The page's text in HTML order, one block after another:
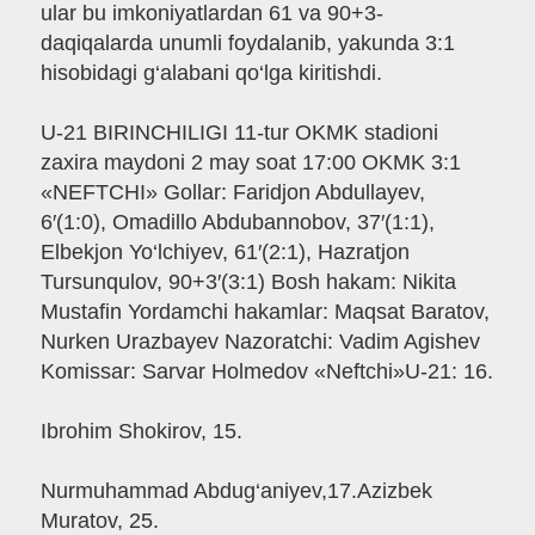
ular bu imkoniyatlardan 61 va 90+3-
daqiqalarda unumli foydalanib, yakunda 3:1
hisobidagi g‘alabani qo‘lga kiritishdi.
U-21 BIRINCHILIGI 11-tur OKMK stadioni
zaxira maydoni 2 may soat 17:00 OKMK 3:1
«NEFTCHI» Gollar: Faridjon Abdullayev,
6′(1:0), Omadillo Abdubannobov, 37′(1:1),
Elbekjon Yo‘lchiyev, 61′(2:1), Hazratjon
Tursunqulov, 90+3′(3:1) Bosh hakam: Nikita
Mustafin Yordamchi hakamlar: Maqsat Baratov,
Nurken Urazbayev Nazoratchi: Vadim Agishev
Komissar: Sarvar Holmedov «Neftchi»U-21: 16.
Ibrohim Shokirov, 15.
Nurmuhammad Abdug‘aniyev,17.Azizbek
Muratov, 25.